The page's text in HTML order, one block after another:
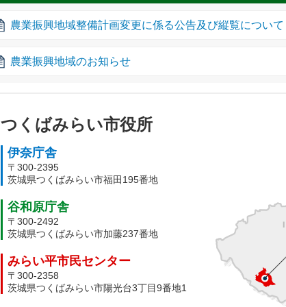
農業振興地域整備計画変更に係る公告及び縦覧について
農業振興地域のお知らせ
つくばみらい市役所
伊奈庁舎
〒300-2395
茨城県つくばみらい市福田195番地
谷和原庁舎
〒300-2492
茨城県つくばみらい市加藤237番地
みらい平市民センター
〒300-2358
茨城県つくばみらい市陽光台3丁目9番地1